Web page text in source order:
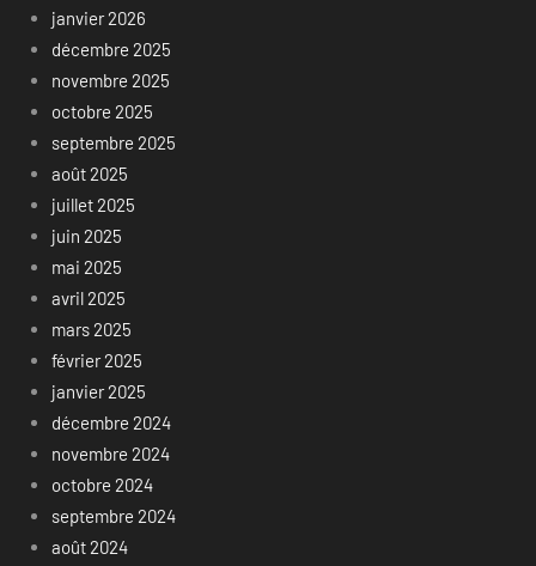
janvier 2026
décembre 2025
novembre 2025
octobre 2025
septembre 2025
août 2025
juillet 2025
juin 2025
mai 2025
avril 2025
mars 2025
février 2025
janvier 2025
décembre 2024
novembre 2024
octobre 2024
septembre 2024
août 2024